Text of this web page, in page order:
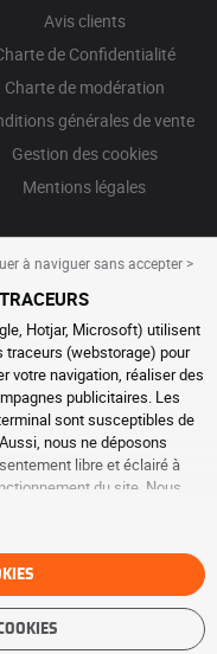
Avis clients
de Confidentialité
Charte de modération
générales de vente
Gestion des cookies
Mentions légales
à naviguer sans accepter >
Hotjar, Microsoft) utilisent
(webstorage) pour
votre navigation, réaliser des
publicitaires. Les
sont susceptibles de
nous ne déposons
libre et éclairé à
du site. Nous
la
sans accepter le
fait pas obstacle à l’accès
nous vous invitons à